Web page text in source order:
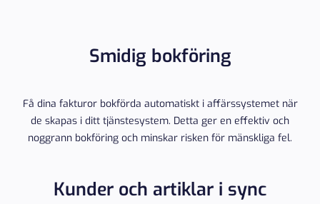
Smidig bokföring
Få dina fakturor bokförda automatiskt i affärssystemet när
de skapas i ditt tjänstesystem. Detta ger en effektiv och
noggrann bokföring och minskar risken för mänskliga fel.
Kunder och artiklar i sync